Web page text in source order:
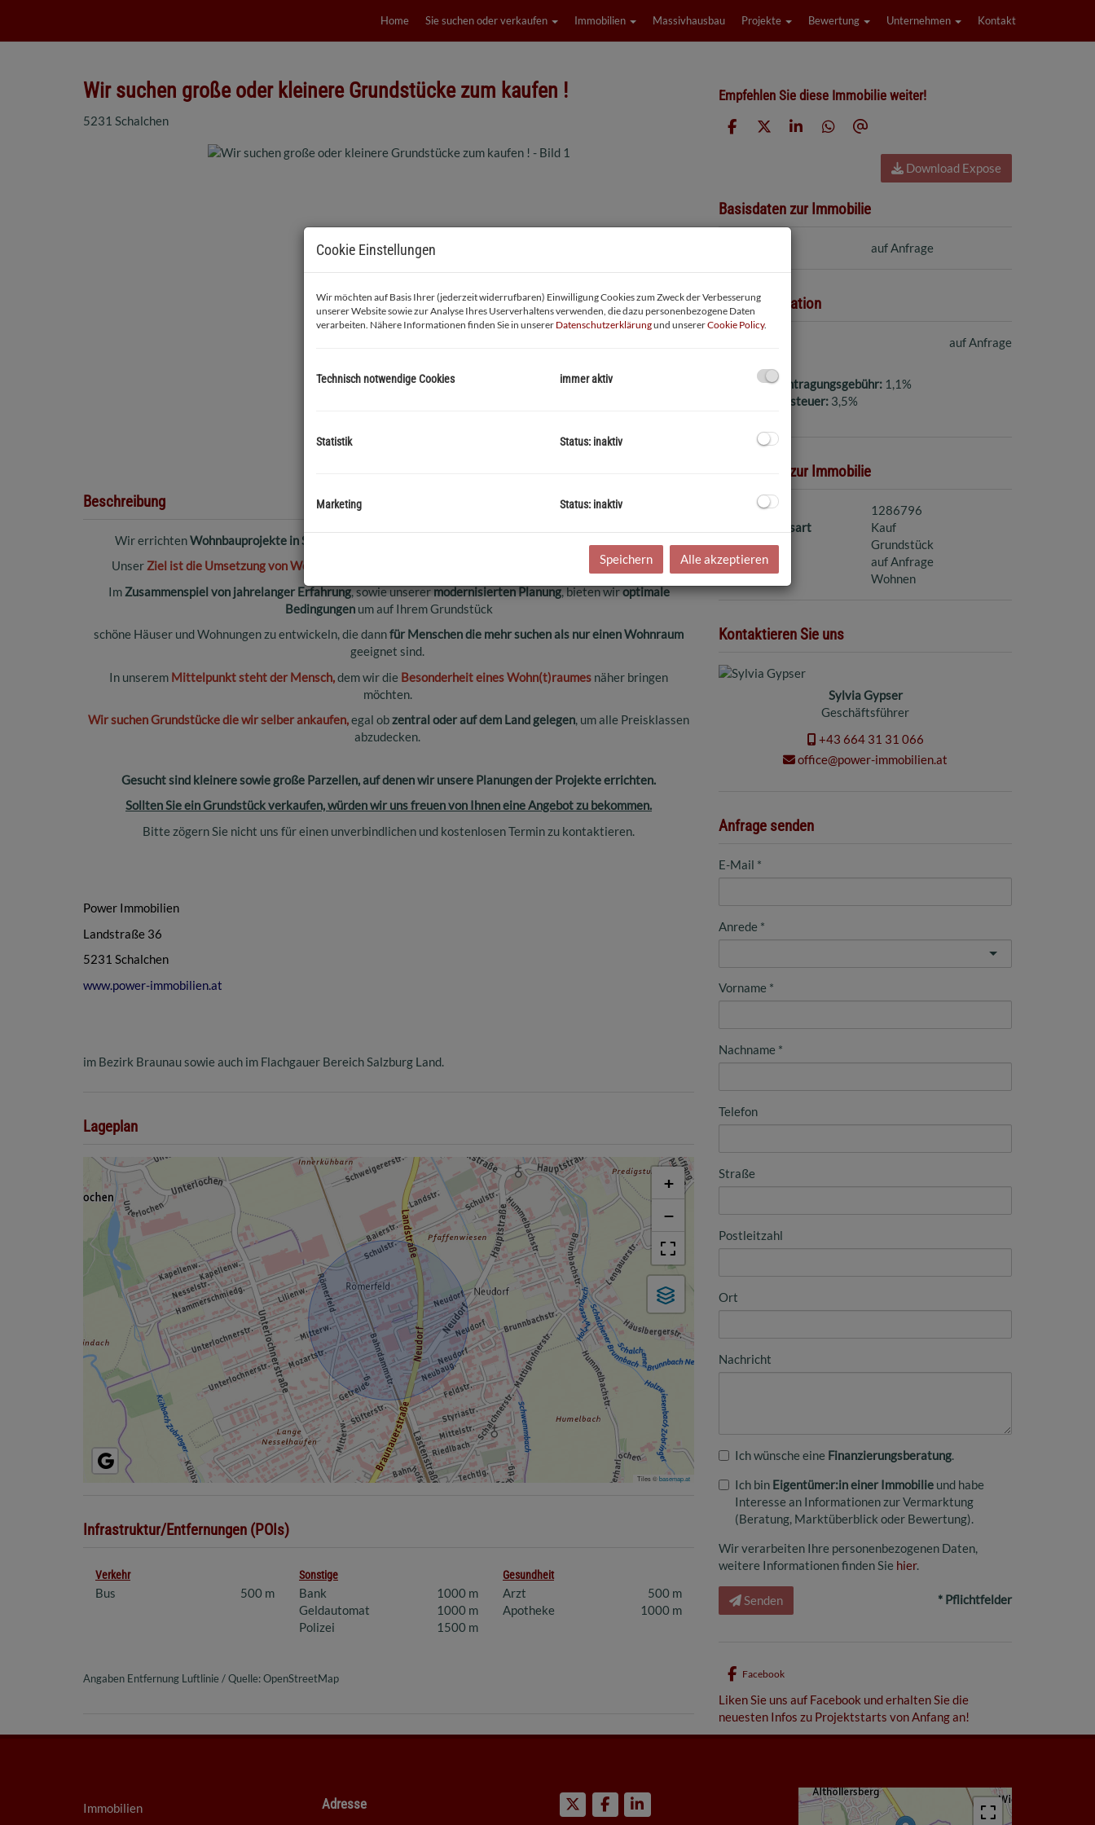
Home Sie suchen oder verkaufen Immobilien Massivhausbau Projekte Bewertung Unternehmen Kontakt
Wir suchen große oder kleinere Grundstücke zum kaufen !
5231 Schalchen
Beschreibung
Wir errichtenWohnbauprojekte in Salzburg Umgebung (Flachgau) und im Bezirk Braunau (Umgebung).
Unser Ziel ist die Umsetzung von Wohn(t)räumen Menschen die gute und hohe Qualitätbevorzugen.
Im Zusammenspiel von jahrelanger Erfahrung, sowie unserermodernisierten Planung, bieten wiroptimale
Bedingungenum auf Ihrem Grundstück
schöne Häuser und Wohnungen zu entwickeln, die dannfür Menschen die mehr suchen als nur einen Wohnraum
geeignet sind.
In unserem Mittelpunkt steht der Mensch,dem wir die Besonderheit eines Wohn(t)raumes näher bringen
möchten.
Wir suchen Grundstücke die wir selber ankaufen,egal obzentral oder auf dem Land gelegen, um alle Preisklassen
abzudecken.
Gesucht sind kleinere sowie große Parzellen, auf denen wir unsere Planungen der Projekte errichten.
Sollten Sie ein Grundstück verkaufen, würden wir uns freuen von Ihnen eine Angebot zu bekommen.
Bitte zögern Sie nicht uns für einen unverbindlichen und kostenlosen Termin zu kontaktieren.
Power Immobilien
Landstraße 36
5231 Schalchen
www.power-immobilien.at
im Bezirk Braunau sowie auch im Flachgauer Bereich Salzburg Land.
Lageplan
+
−
Tiles ©basemap.at
Infrastruktur/Entfernungen (POIs)
Verkehr
Bus 500 m
Sonstige
Bank
1000 m
Geldautomat
1000 m
Polizei
1500 m
Gesundheit
Arzt
500 m
Apotheke
1000 m
Angaben Entfernung Luftlinie / Quelle: OpenStreetMap
Empfehlen Sie diese Immobilie weiter!
Download Expose
Basisdaten zur Immobilie
auf Anfrage
Preisinformation
auf Anfrage
Grundbucheintragungsgebühr: 1,1%
Grunderwerbsteuer: 3,5%
Basisdaten zur Immobilie
Objektnr.
1286796
Vermarktungsart
Kauf
Objektart
Grundstück
Kaufpreis
auf Anfrage
Nutzungsart
Wohnen
Kontaktieren Sie uns
Sylvia Gypser
Geschäftsführer
+43 664 31 31 066
office@power-immobilien.at
Anfrage senden
E-Mail
Anrede
Vorname
Nachname
Telefon
Straße
Postleitzahl
Ort
Nachricht
Ich wünsche eine Finanzierungsberatung
Ich bin Eigentümer:in einer Immobilie und habe
Interesse an Informationen zur Vermarktung
(Beratung, Marktüberblick oder Bewertung).
Wir verarbeiten Ihre personenbezogenen Daten,
weitere Informationen finden Sie hier.
Senden * Pflichtfelder
Facebook
Liken Sie uns auf Facebook und erhalten Sie die
neuesten Infos zu Projektstarts von Anfang an!
Immobilien Adresse
Cookie Einstellungen
Wir möchten auf Basis Ihrer (jederzeit widerrufbaren) Einwilligung Cookies zum Zweck der Verbesserung
unserer Website sowie zur Analyse Ihres Userverhaltens verwenden, die dazu personenbezogene Daten
verarbeiten. Nähere Informationen finden Sie in unserer Datenschutzerklärungund unsererCookie Policy.
Technisch notwendige Cookies immer aktiv
Statistik Status: inaktiv
Marketing Status: inaktiv
Speichern Alle akzeptieren